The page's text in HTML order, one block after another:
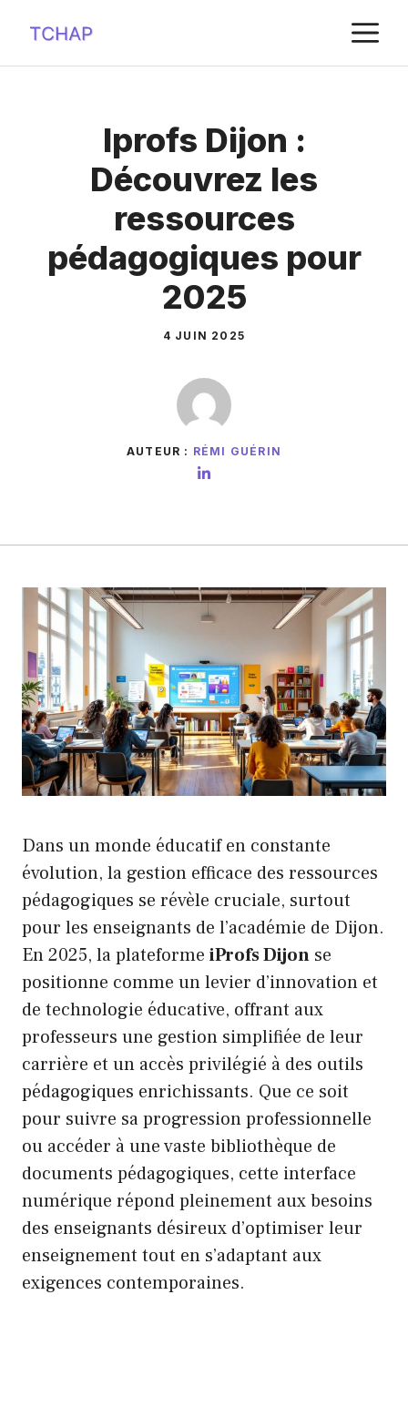
contenu
Iprofs Dijon :
Découvrez les
ressources
pédagogiques pour
2025
4 JUIN 2025
AUTEUR : RÉMI GUÉRIN
Dans un monde éducatif en constante
évolution, la gestion efficace des ressources
pédagogiques se révèle cruciale, surtout
pour les enseignants de l’académie de Dijon.
En 2025, la plateforme iProfs Dijon se
positionne comme un levier d’innovation et
de technologie éducative, offrant aux
professeurs une gestion simplifiée de leur
carrière et un accès privilégié à des outils
pédagogiques enrichissants. Que ce soit
pour suivre sa progression professionnelle
ou accéder à une vaste bibliothèque de
documents pédagogiques, cette interface
numérique répond pleinement aux besoins
des enseignants désireux d’optimiser leur
enseignement tout en s’adaptant aux
exigences contemporaines.